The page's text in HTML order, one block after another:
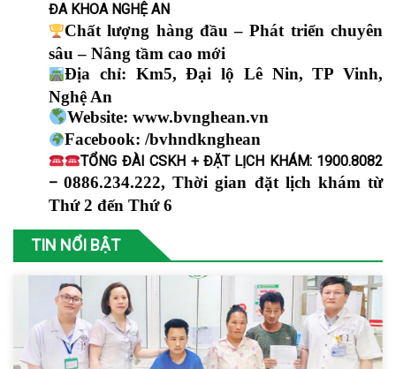
ĐA KHOA NGHỆ AN
Chất lượng hàng đầu – Phát triển chuyên
sâu – Nâng tầm cao mới
Địa chỉ: Km5, Đại lộ Lê Nin, TP Vinh,
Nghệ An
Website:www.bvnghean.vn
Facebook: /bvhndknghean
TỔNG ĐÀI CSKH + ĐẶT LỊCH KHÁM: 1900.8082
–0886.234.222, Thời gian đặt lịch khám từ
Thứ 2 đến Thứ 6
TIN NỔI BẬT